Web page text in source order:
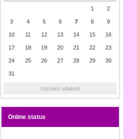
1 2
3 4 5 6 7 8 9
10 11 12 13 14 15 16
17 18 19 20 21 22 23
24 25 26 27 28 29 30
31
zoznam udalostí
Online status